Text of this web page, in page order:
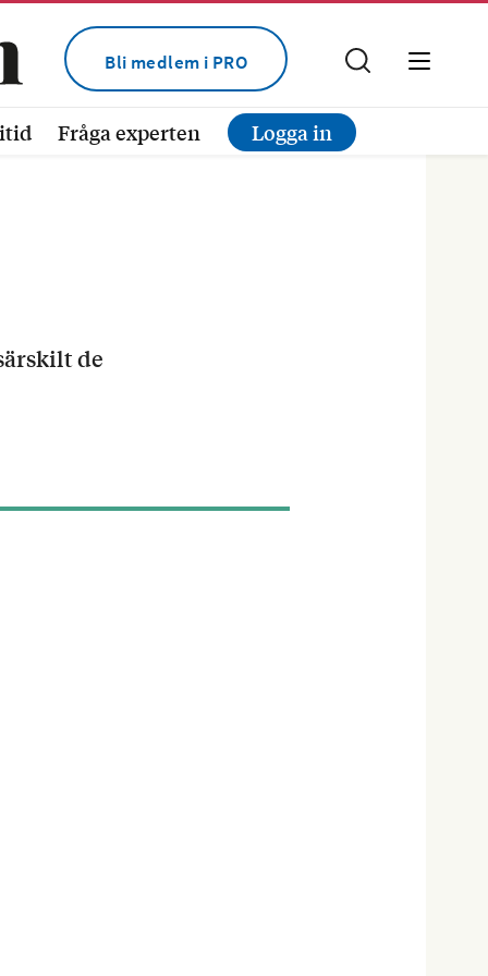
Bli medlem i PRO
Fråga experten Logga in
de